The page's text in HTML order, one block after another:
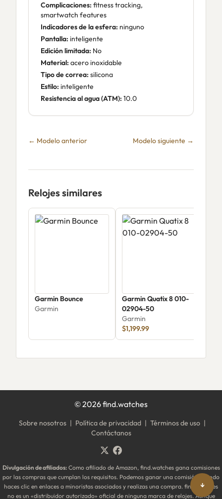
Complicaciones: fitness tracking,
smartwatch features
Indicadores de la esfera: ninguno
Pantalla: inteligente
Edición limitada: No
Material: acero inoxidable
Tipo de correa: silicona
Estilo: inteligente
Resistencia al agua (ATM): 10.0
← Modelo anterior Modelo siguiente →
Relojes similares
Garmin Bounce
Garmin
Garmin Quatix 8 010-
02904-50
Garmin
$1,199.99
©2026find.watches
Sobre nosotros | Política de privacidad | Términos de uso |
Contáctanos
Divulgación de afiliados:Como afiliado de Amazon, find.watches gana comisiones
por las compras que cumplan los requisitos. Podemos ganar una comisión cuando
haces clic en enlaces a minoristas asociados y realizas una compra. find.watches
no es un «distribuidor autorizado» oficial de ninguna marca de relojes. Aunque
↓